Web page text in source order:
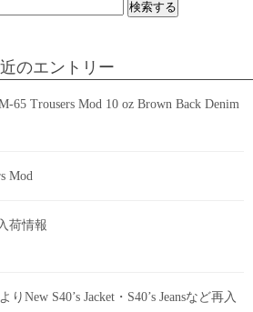
のエントリー
65 Trousers Mod 10 oz Brown Back Denim
Mod
荷情報
りNew S40’s Jacket・S40’s Jeansなど再入